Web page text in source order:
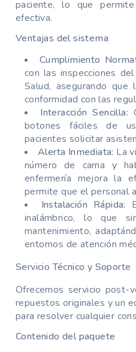
paciente, lo que
efectiva.
Ventajas del sistema
Cumplimiento
con las inspecciones
Salud, asegurando que
conformidad con las
Interacción Sencilla:
botones fáciles de
pacientes solicitar
Alerta Inmediata: La
número de cama y
enfermería mejora la
permite que el personal
Instalación Rápida:
inalámbrico, lo que
mantenimiento,
entornos de atención
Servicio Técnico y Soporte
Ofrecemos servicio post-
repuestos originales y un
para resolver cualquier
Contenido del paquete